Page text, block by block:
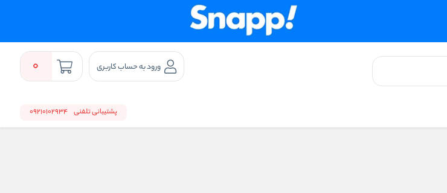
ورود به حساب کاربری 0
پشتیبانی تلفنی 09210102934